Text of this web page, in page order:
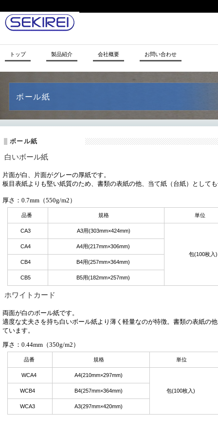
ボール紙
ボール紙
白いボール紙
片面が白、片面がグレーの厚紙です。
板目表紙よりも堅い紙質のため、 書類の表紙の他、当て紙（台紙）として
厚さ：0.7mm（550g/m2）
品番 規格 単位
CA3 A3用(303mm×424mm)
包(100枚入)
CA4 A4用(217mm×306mm)
CB4 B4用(257mm×364mm)
CB5 B5用(182mm×257mm)
ホワイトカード
両面が白のボール紙です。
適度な丈夫さを持ち白いボール紙より薄く軽量なのが特徴。書類の表紙の
ています。
厚さ：0.44mm（350g/m2）
品番 規格 単位
WCA4 A4(210mm×297mm)
包(100枚入)
WCB4 B4(257mm×364mm)
WCA3 A3(297mm×420mm)
トップ 製品紹介 会社概要 お問い合わせ